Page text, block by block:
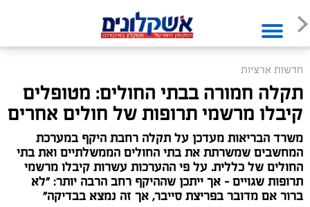
חדשות ארציות
תקלה חמורה בבתי החולים: מטופלים
קיבלו מרשמי תרופות של חולים אחרים
משרד הבריאות מעדכן על תקלה רחבת היקף במערכת
המחשבים שמשרתת את בתי החולים הממשלתיים ואת בתי
החולים של כללית. על פי ההערכות עשרות קיבלו מרשמי
תרופות שגויים - אך ייתכן שההיקף רחב הרבה יותר: "לא
ברור אם מדובר בפריצת סייבר, אך זה נמצא בבדיקה"